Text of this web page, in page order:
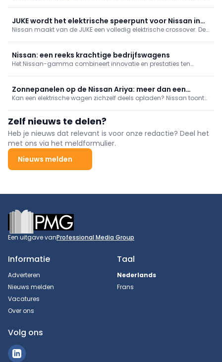
laadtechnologie en Vehicle-to-Grid-oplossingen.
JUKE wordt het elektrische speerpunt voor Nissan in
Europa
Nissan maakt van de JUKE een volledig elektrische crossover. De
Nissan: een reeks krachtige bedrijfswagens
Het Nissan-gamma combineert innovatie en prestaties ten
stadslogistiek tot wagenparkbeheer, met duurzame oplossingen
voor de mobiele economie.
Zonnepanelen op de Nissan Ariya: meer dan een
gimmick
Kan een elektrische wagen zichzelf deels opladen? Nissan toont
verminderen. Een praktijkgerichte blik op zonne-energie als
aanvullende EV-oplossing.
Zelf nieuws te delen?
Heb je nieuws dat relevant is voor onze redactie? Deel het
met ons via het meldformulier.
Nieuws melden
Footer
Een uitgave vanProfessional Media Group
Informatie
Adverteren
Nieuws melden
Vacatures
Over ons
Taal
Nederlands
Frans
Volg ons